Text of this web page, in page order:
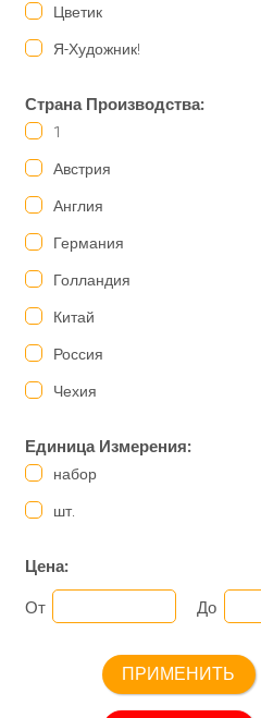
Цветик
Я-Художник!
Страна Производства:
1
Австрия
Англия
Германия
Голландия
Китай
Россия
Чехия
Единица Измерения:
набор
шт.
Цена:
От До